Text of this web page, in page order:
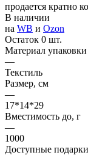
продается кратно
В наличии
на WB и Ozon
Остаток 0 шт.
Материал упаковки
—
Текстиль
Размер, см
—
17*14*29
Вместимость до, г
—
1000
Доступные